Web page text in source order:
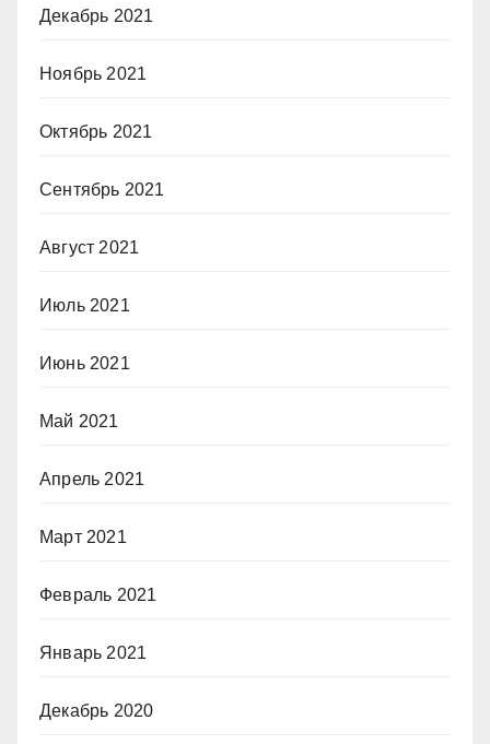
Декабрь 2021
Ноябрь 2021
Октябрь 2021
Сентябрь 2021
Август 2021
Июль 2021
Июнь 2021
Май 2021
Апрель 2021
Март 2021
Февраль 2021
Январь 2021
Декабрь 2020